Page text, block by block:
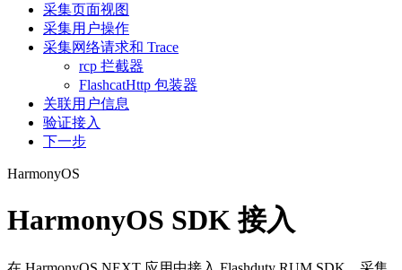
采集页面视图
采集用户操作
采集网络请求和 Trace
rcp 拦截器
FlashcatHttp 包装器
关联用户信息
验证接入
下一步
HarmonyOS
HarmonyOS SDK 接入